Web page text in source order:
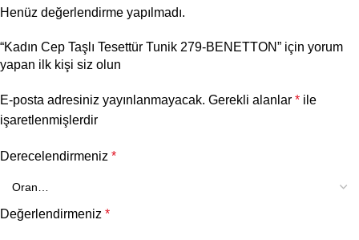
Henüz değerlendirme yapılmadı.
“Kadın Cep Taşlı Tesettür Tunik 279-BENETTON” için yorum
yapan ilk kişi siz olun
E-posta adresiniz yayınlanmayacak. Gerekli alanlar * ile
işaretlenmişlerdir
Derecelendirmeniz *
Değerlendirmeniz *